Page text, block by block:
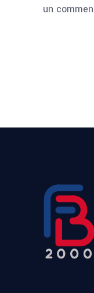
un